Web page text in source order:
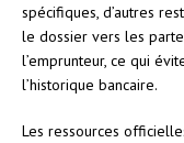
spécifiques, d’autres
le dossier vers les
l’emprunteur, ce qui
l’historique bancaire.
Les ressources